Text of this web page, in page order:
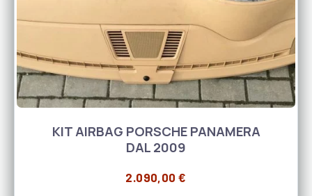
KIT AIRBAG PORSCHE PANAMERA
DAL 2009
2.090,00€